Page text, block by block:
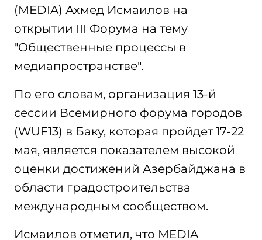
(MEDIA) Ахмед Исмаилов на
открытии III Форума на тему
"Общественные процессы в
медиапространстве".
По его словам, организация 13-й
сессии Всемирного форума городов
(WUF13) в Баку, которая пройдет 17-22
мая, является показателем высокой
оценки достижений Азербайджана в
области градостроительства
международным сообществом.
Исмаилов отметил, что MEDIA